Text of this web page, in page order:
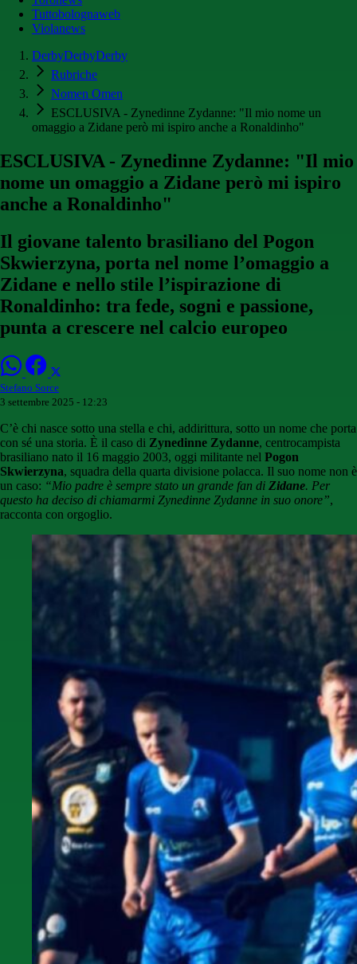
Tuttobolognaweb
Violanews
DerbyDerbyDerby
Rubriche
Nomen Omen
ESCLUSIVA - Zynedinne Zydanne: "Il mio nome un
omaggio a Zidane però mi ispiro anche a Ronaldinho"
ESCLUSIVA - Zynedinne Zydanne: "Il mio
nome un omaggio a Zidane però mi ispiro
anche a Ronaldinho"
Il giovane talento brasiliano del Pogon
Skwierzyna, porta nel nome l’omaggio a
Zidane e nello stile l’ispirazione di
Ronaldinho: tra fede, sogni e passione,
punta a crescere nel calcio europeo
Stefano Sorce
3 settembre 2025 - 12:23
C’è chi nasce sotto una stella e chi, addirittura, sotto un nome che porta
con sé una storia. È il caso di Zynedinne Zydanne, centrocampista
brasiliano nato il 16 maggio 2003, oggi militante nel Pogon
Skwierzyna, squadra della quarta divisione polacca. Il suo nome non è
un caso: “Mio padre è sempre stato un grande fan di Zidane. Per
questo ha deciso di chiamarmi Zynedinne Zydanne in suo onore”,
racconta con orgoglio.